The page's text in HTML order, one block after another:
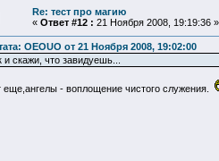
Re: тест про магию
« Ответ #12 : 21 Ноября 2008, 19:19:36 »
OEOUO от 21 Ноября 2008, 19:02:00
и скажи, что завидуешь...
еще,ангелы - воплощение чистого служения.